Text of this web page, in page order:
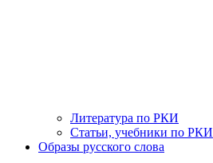
Литература по РКИ
Статьи, учебники по РКИ
Образы русского слова